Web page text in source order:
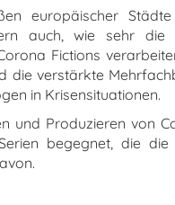
europäischer
auch, wie sehr die
Fictions
verstärkte
in Krisensituationen.
und Produzieren von
begegnet, die die